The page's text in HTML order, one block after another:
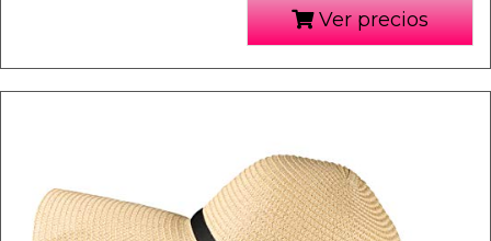
Ver precios